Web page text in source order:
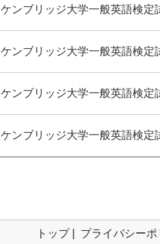
ケンブリッジ大学一般英語検
ケンブリッジ大学一般英語検
ケンブリッジ大学一般英語検
ケンブリッジ大学一般英語検
トップ| プライバシーポ